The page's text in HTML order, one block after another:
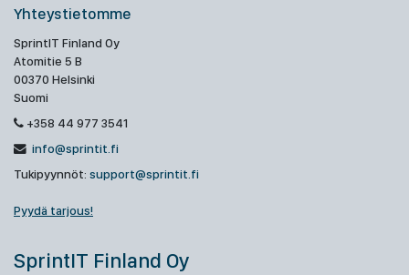
Yhteystietomme
SprintIT Finland Oy
Atomitie 5 B
00370 Helsinki
Suomi
+358 44 977 3541
info@sprintit.fi
Tukipyynnöt: support@sprintit.fi
Pyydä tarjous!
SprintIT Finland Oy